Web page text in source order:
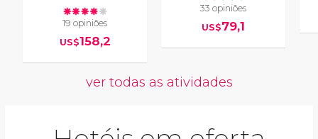
19 opiniões
US$158,2
33 opiniões
US$79,1
ver todas as atividades